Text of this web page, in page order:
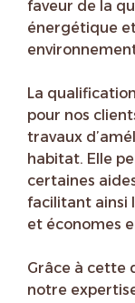
faveur de la
énergétique
La
pour nos
travaux
habitat. Elle
certaines
facilitant ainsi
et économes
Grâce à cette
notre